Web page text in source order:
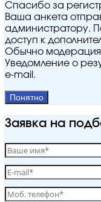
Спасибо за
Ваша анкета
администратору.
доступ к
Обычно модерация
Уведомление о
e‑mail.
Понятно
Заявка на